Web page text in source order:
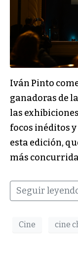
Iván Pinto
ganadoras de
las
focos inéditos y
esta edición,
más
Seguir
Cine cine